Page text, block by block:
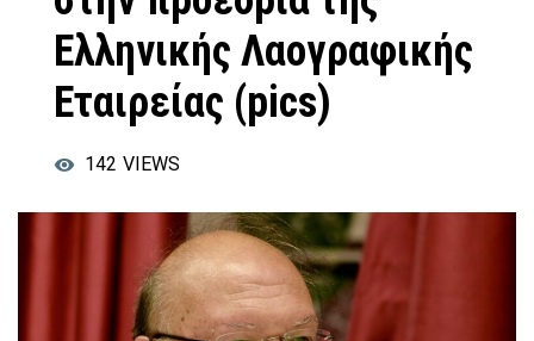
Ελληνικής Λαογραφικής
Εταιρείας (pics)
142 VIEWS